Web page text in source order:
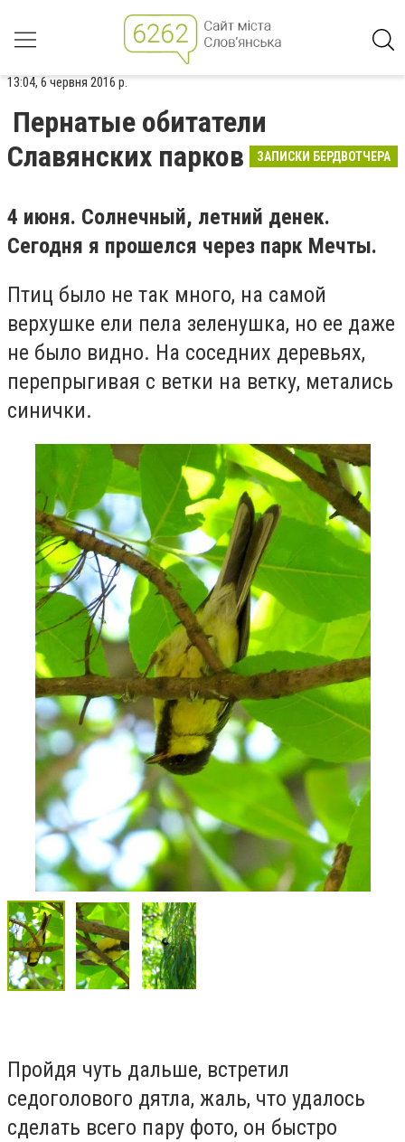
13:04, 6 червня 2016 р.
Пернатые обитатели
Славянских парков
ЗАПИСКИ БЕРДВОТЧЕРА
4 июня. Солнечный, летний денек.
Сегодня я прошелся через парк Мечты.
Птиц было не так много, на самой
верхушке ели пела зеленушка, но ее даже
не было видно. На соседних деревьях,
перепрыгивая с ветки на ветку, метались
синички.
Пройдя чуть дальше, встретил
седоголового дятла, жаль, что удалось
сделать всего пару фото, он быстро